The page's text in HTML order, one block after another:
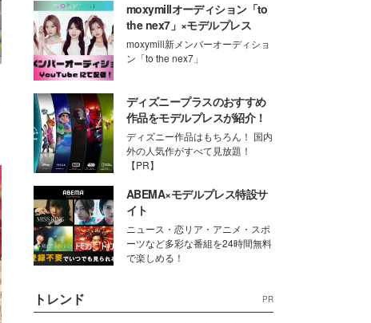
moxymillオーディション「to
the nex7」×モデルプレス
moxymill新メンバーオーディショ
ン「to the nex7」
ディズニープラスのおすすめ
作品をモデルプレスが紹介！
ディズニー作品はもちろん！ 国内
外の人気作がすべて見放題！
【PR】
ABEMA×モデルプレス特設サ
イト
ニュース・恋リア・アニメ・スポ
ーツなど多彩な番組を24時間無料
で楽しめる！
トレンド PR